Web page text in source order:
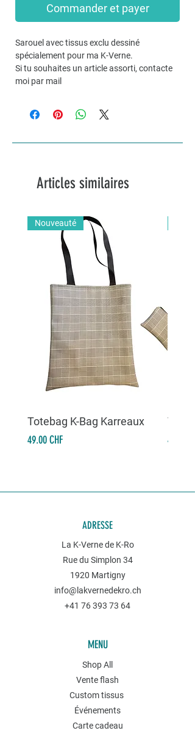
Commander et payer
Sarouel avec tissus exclu dessiné
spécialement pour ma K-Verne.
Si tu souhaites un article assorti, contacte
moi par mail
Articles similaires
Nouveauté
Totebag K-Bag Karreaux
Prix
49.00 CHF Prix
49.00
ADRESSE
La K-Verne de K-Ro
Rue du Simplon 34
1920 Martigny
info@lakvernedekro.ch
+41 76 393 73 64
MENU
Shop All
Vente flash
Custom tissus
Événements
Carte cadeau